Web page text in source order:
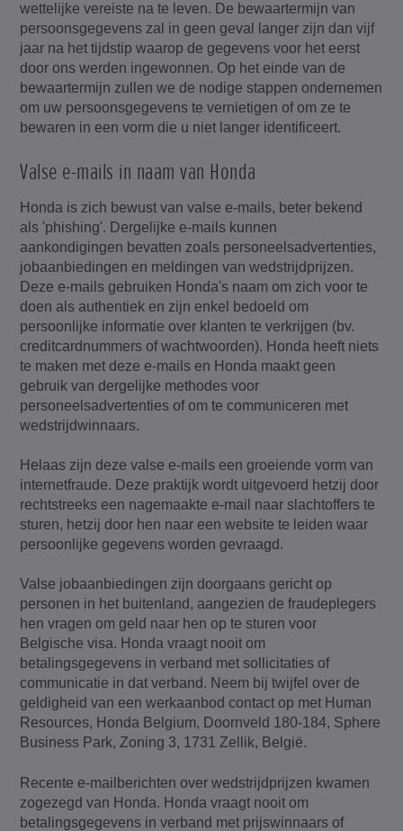
wettelijke vereiste na te leven. De bewaartermijn van
persoonsgegevens zal in geen geval langer zijn dan vijf
jaar na het tijdstip waarop de gegevens voor het eerst
door ons werden ingewonnen. Op het einde van de
bewaartermijn zullen we de nodige stappen ondernemen
om uw persoonsgegevens te vernietigen of om ze te
bewaren in een vorm die u niet langer identificeert.
Valse e-mails in naam van Honda
Honda is zich bewust van valse e-mails, beter bekend
als 'phishing'. Dergelijke e-mails kunnen
aankondigingen bevatten zoals personeelsadvertenties,
jobaanbiedingen en meldingen van wedstrijdprijzen.
Deze e-mails gebruiken Honda's naam om zich voor te
doen als authentiek en zijn enkel bedoeld om
persoonlijke informatie over klanten te verkrijgen (bv.
creditcardnummers of wachtwoorden). Honda heeft niets
te maken met deze e-mails en Honda maakt geen
gebruik van dergelijke methodes voor
personeelsadvertenties of om te communiceren met
wedstrijdwinnaars.
Helaas zijn deze valse e-mails een groeiende vorm van
internetfraude. Deze praktijk wordt uitgevoerd hetzij door
rechtstreeks een nagemaakte e-mail naar slachtoffers te
sturen, hetzij door hen naar een website te leiden waar
persoonlijke gegevens worden gevraagd.
Valse jobaanbiedingen zijn doorgaans gericht op
personen in het buitenland, aangezien de fraudeplegers
hen vragen om geld naar hen op te sturen voor
Belgische visa. Honda vraagt nooit om
betalingsgegevens in verband met sollicitaties of
communicatie in dat verband. Neem bij twijfel over de
geldigheid van een werkaanbod contact op met Human
Resources, Honda Belgium, Doornveld 180-184, Sphere
Business Park, Zoning 3, 1731 Zellik, België.
Recente e-mailberichten over wedstrijdprijzen kwamen
zogezegd van Honda. Honda vraagt nooit om
betalingsgegevens in verband met prijswinnaars of